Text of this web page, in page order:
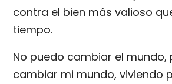
contra el bien más valioso
tiempo.
No puedo cambiar el mundo,
cambiar mi mundo, viviendo